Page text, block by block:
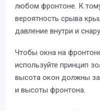
любом фронтоне. К
вероятность срыва
давление внутри и
Чтобы окна на
используйте принцип
высота окон должны
и высоты фронтона.